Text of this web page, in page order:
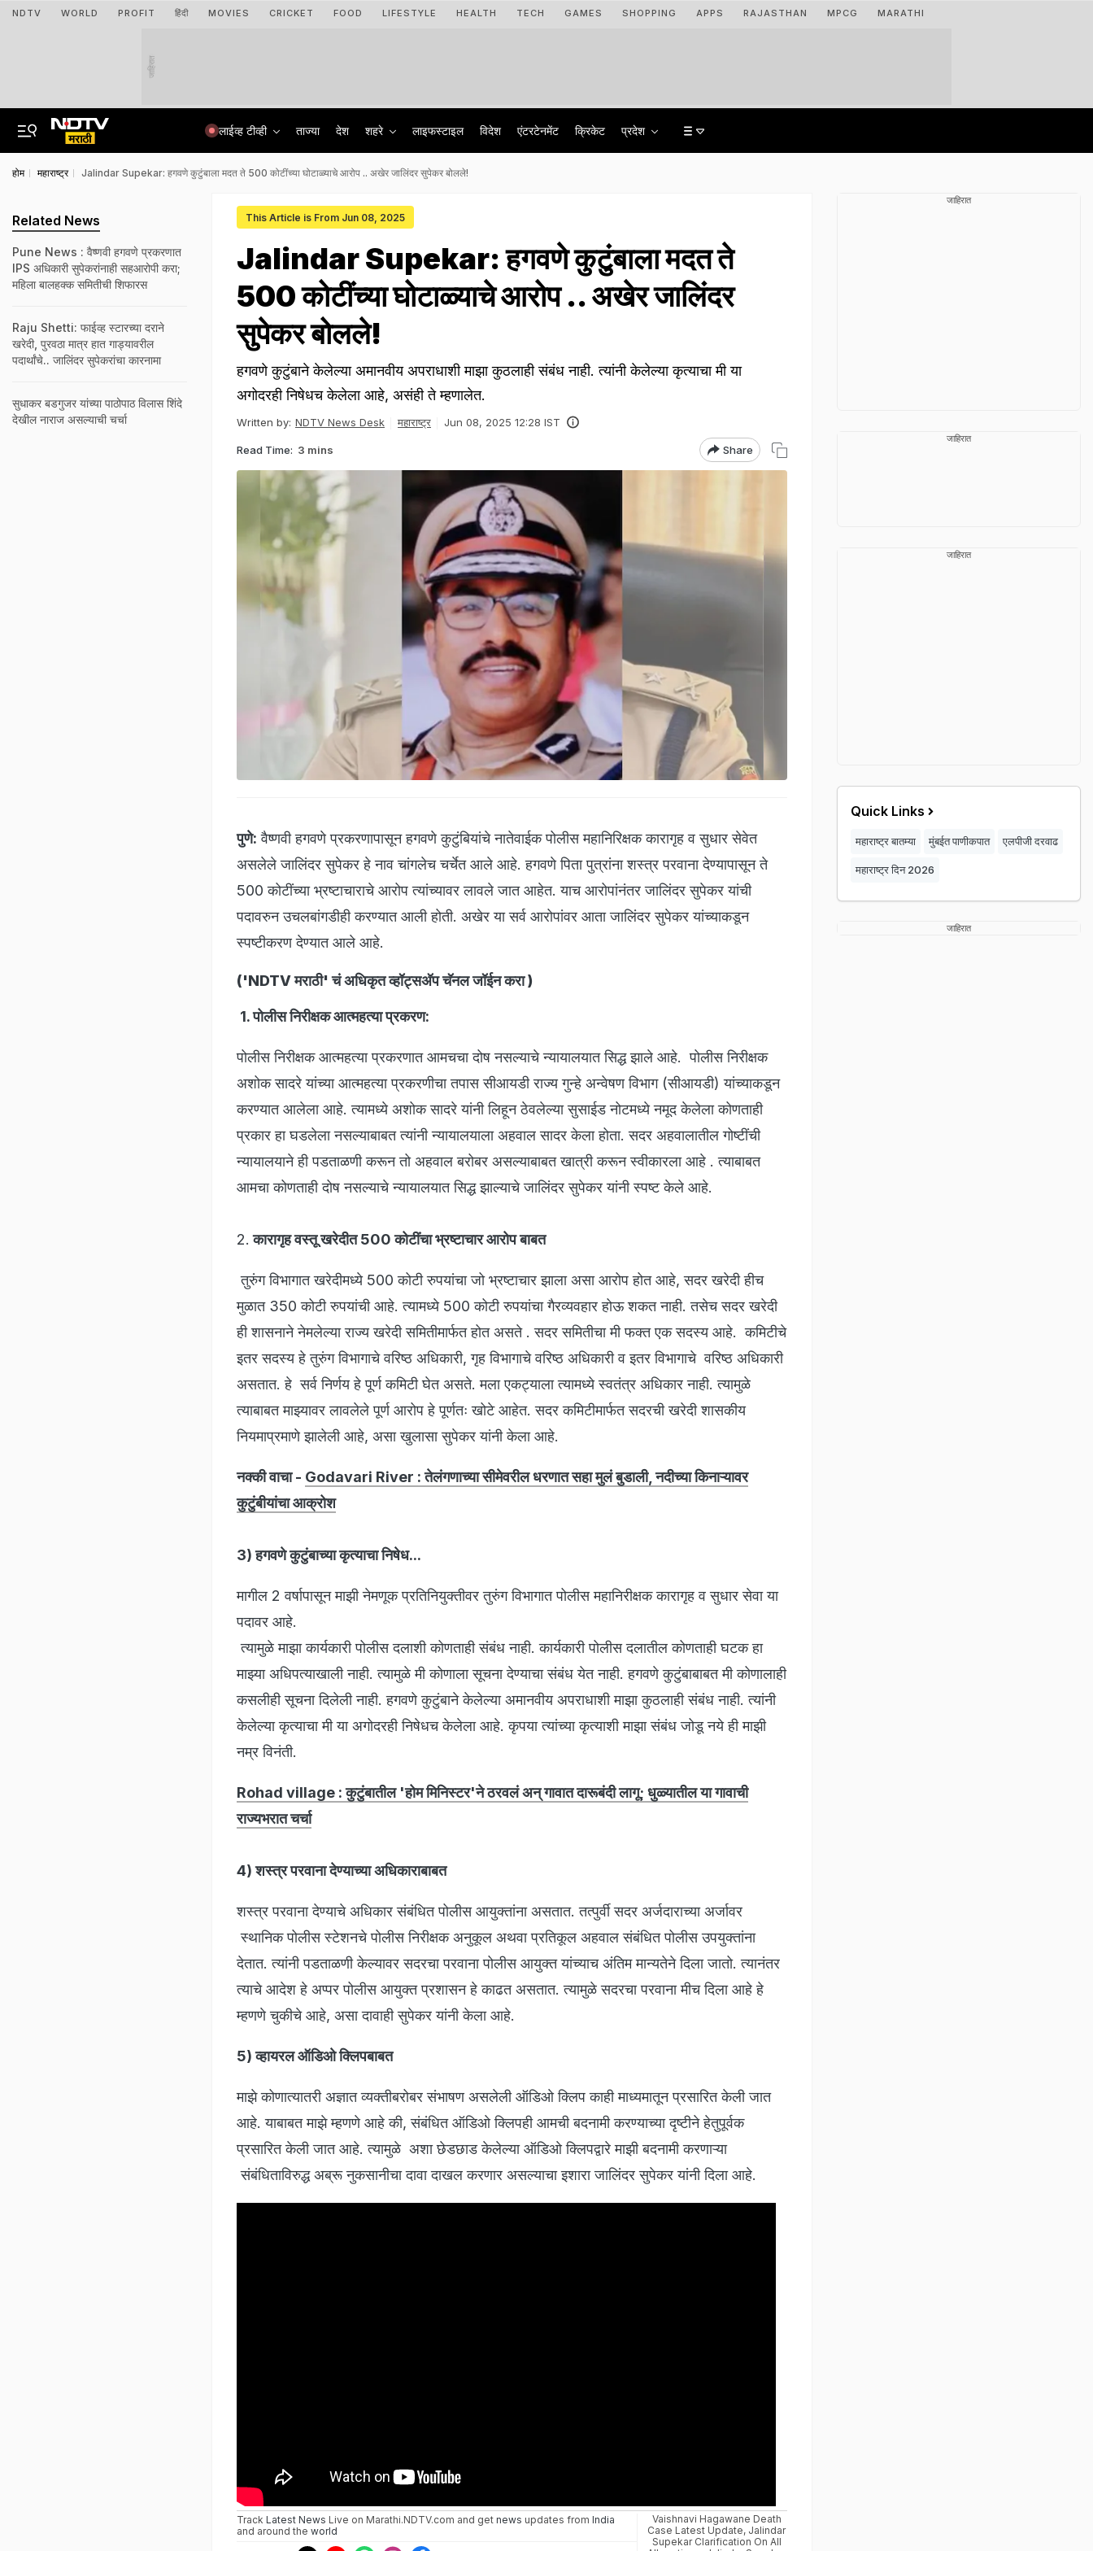
NDTV WORLD PROFIT हिंदी MOVIES CRICKET FOOD LIFESTYLE HEALTH TECH GAMES SHOPPING APPS RAJASTHAN MPCG MARATHI
जाहिरात
लाईव्ह टीव्ही ताज्या देश शहरे लाइफस्टाइल विदेश एंटरटेनमेंट क्रिकेट प्रदेश
होम महाराष्ट्र Jalindar Supekar: हगवणे कुटुंबाला मदत ते 500 कोटींच्या घोटाळ्याचे आरोप .. अखेर जालिंदर सुपेकर बोलले!
This Article is From Jun 08, 2025
Jalindar Supekar: हगवणे कुटुंबाला मदत ते
500 कोटींच्या घोटाळ्याचे आरोप .. अखेर जालिंदर
सुपेकर बोलले!
हगवणे कुटुंबाने केलेल्या अमानवीय अपराधाशी माझा कुठलाही संबंध नाही. त्यांनी केलेल्या कृत्याचा मी या
अगोदरही निषेधच केलेला आहे, असंही ते म्हणालेत.
Written by: NDTV News Desk महाराष्ट्र Jun 08, 2025 12:28 IST
Read Time: 3 mins Share
पुणे: वैष्णवी हगवणे प्रकरणापासून हगवणे कुटुंबियांचे नातेवाईक पोलीस महानिरिक्षक कारागृह व सुधार सेवेत
असलेले जालिंदर सुपेकर हे नाव चांगलेच चर्चेत आले आहे. हगवणे पिता पुत्रांना शस्त्र परवाना देण्यापासून ते
500 कोटींच्या भ्रष्टाचाराचे आरोप त्यांच्यावर लावले जात आहेत. याच आरोपांनंतर जालिंदर सुपेकर यांची
पदावरुन उचलबांगडीही करण्यात आली होती. अखेर या सर्व आरोपांवर आता जालिंदर सुपेकर यांच्याकडून
स्पष्टीकरण देण्यात आले आहे.
('NDTV मराठी' चं अधिकृत व्हॉट्सअ‍ॅप चॅनल जॉईन करा)
1. पोलीस निरीक्षक आत्महत्या प्रकरण:
पोलीस निरीक्षक आत्महत्या प्रकरणात आमचचा दोष नसल्याचे न्यायालयात सिद्ध झाले आहे. पोलीस निरीक्षक
अशोक सादरे यांच्या आत्महत्या प्रकरणीचा तपास सीआयडी राज्य गुन्हे अन्वेषण विभाग (सीआयडी) यांच्याकडून
करण्यात आलेला आहे. त्यामध्ये अशोक सादरे यांनी लिहून ठेवलेल्या सुसाईड नोटमध्ये नमूद केलेला कोणताही
प्रकार हा घडलेला नसल्याबाबत त्यांनी न्यायालयाला अहवाल सादर केला होता. सदर अहवालातील गोष्टींची
न्यायालयाने ही पडताळणी करून तो अहवाल बरोबर असल्याबाबत खात्री करून स्वीकारला आहे . त्याबाबत
आमचा कोणताही दोष नसल्याचे न्यायालयात सिद्ध झाल्याचे जालिंदर सुपेकर यांनी स्पष्ट केले आहे.
2. कारागृह वस्तू खरेदीत 500 कोटींचा भ्रष्टाचार आरोप बाबत
तुरुंग विभागात खरेदीमध्ये 500 कोटी रुपयांचा जो भ्रष्टाचार झाला असा आरोप होत आहे, सदर खरेदी हीच
मुळात 350 कोटी रुपयांची आहे. त्यामध्ये 500 कोटी रुपयांचा गैरव्यवहार होऊ शकत नाही. तसेच सदर खरेदी
ही शासनाने नेमलेल्या राज्य खरेदी समितीमार्फत होत असते . सदर समितीचा मी फक्त एक सदस्य आहे. कमिटीचे
इतर सदस्य हे तुरुंग विभागाचे वरिष्ठ अधिकारी, गृह विभागाचे वरिष्ठ अधिकारी व इतर विभागाचे वरिष्ठ अधिकारी
असतात. हे सर्व निर्णय हे पूर्ण कमिटी घेत असते. मला एकट्याला त्यामध्ये स्वतंत्र अधिकार नाही. त्यामुळे
त्याबाबत माझ्यावर लावलेले पूर्ण आरोप हे पूर्णतः खोटे आहेत. सदर कमिटीमार्फत सदरची खरेदी शासकीय
नियमाप्रमाणे झालेली आहे, असा खुलासा सुपेकर यांनी केला आहे.
नक्की वाचा - Godavari River : तेलंगणाच्या सीमेवरील धरणात सहा मुलं बुडाली, नदीच्या किनाऱ्यावर
कुटुंबीयांचा आक्रोश
3) हगवणे कुटुंबाच्या कृत्याचा निषेध...
मागील 2 वर्षापासून माझी नेमणूक प्रतिनियुक्तीवर तुरुंग विभागात पोलीस महानिरीक्षक कारागृह व सुधार सेवा या
पदावर आहे.
त्यामुळे माझा कार्यकारी पोलीस दलाशी कोणताही संबंध नाही. कार्यकारी पोलीस दलातील कोणताही घटक हा
माझ्या अधिपत्याखाली नाही. त्यामुळे मी कोणाला सूचना देण्याचा संबंध येत नाही. हगवणे कुटुंबाबाबत मी कोणालाही
कसलीही सूचना दिलेली नाही. हगवणे कुटुंबाने केलेल्या अमानवीय अपराधाशी माझा कुठलाही संबंध नाही. त्यांनी
केलेल्या कृत्याचा मी या अगोदरही निषेधच केलेला आहे. कृपया त्यांच्या कृत्याशी माझा संबंध जोडू नये ही माझी
नम्र विनंती.
Rohad village : कुटुंबातील 'होम मिनिस्टर'ने ठरवलं अन् गावात दारूबंदी लागू; धुळ्यातील या गावाची
राज्यभरात चर्चा
4) शस्त्र परवाना देण्याच्या अधिकाराबाबत
शस्त्र परवाना देण्याचे अधिकार संबंधित पोलीस आयुक्तांना असतात. तत्पुर्वी सदर अर्जदाराच्या अर्जावर
स्थानिक पोलीस स्टेशनचे पोलीस निरीक्षक अनुकूल अथवा प्रतिकूल अहवाल संबंधित पोलीस उपयुक्तांना
देतात. त्यांनी पडताळणी केल्यावर सदरचा परवाना पोलीस आयुक्त यांच्याच अंतिम मान्यतेने दिला जातो. त्यानंतर
त्याचे आदेश हे अप्पर पोलीस आयुक्त प्रशासन हे काढत असतात. त्यामुळे सदरचा परवाना मीच दिला आहे हे
म्हणणे चुकीचे आहे, असा दावाही सुपेकर यांनी केला आहे.
5) व्हायरल ऑडिओ क्लिपबाबत
माझे कोणात्यातरी अज्ञात व्यक्तीबरोबर संभाषण असलेली ऑडिओ क्लिप काही माध्यमातून प्रसारित केली जात
आहे. याबाबत माझे म्हणणे आहे की, संबंधित ऑडिओ क्लिपही आमची बदनामी करण्याच्या दृष्टीने हेतुपूर्वक
प्रसारित केली जात आहे. त्यामुळे अशा छेडछाड केलेल्या ऑडिओ क्लिपद्वारे माझी बदनामी करणाऱ्या
संबंधिताविरुद्ध अब्रू नुकसानीचा दावा दाखल करणार असल्याचा इशारा जालिंदर सुपेकर यांनी दिला आहे.
Track Latest News Live on Marathi.NDTV.com and get news updates from India
and around the world
Vaishnavi Hagawane Death
Case Latest Update, Jalindar
Supekar Clarification On All
Related News
Pune News : वैष्णवी हगवणे प्रकरणात
IPS अधिकारी सुपेकरांनाही सहआरोपी करा;
महिला बालहक्क समितीची शिफारस
Raju Shetti: फाईव्ह स्टारच्या दराने
खरेदी, पुरवठा मात्र हात गाड्यावरील
पदार्थांचे.. जालिंदर सुपेकरांचा कारनामा
सुधाकर बडगुजर यांच्या पाठोपाठ विलास शिंदे
देखील नाराज असल्याची चर्चा
जाहिरात
जाहिरात
जाहिरात
Quick Links
महाराष्ट्र बातम्या मुंबईत पाणीकपात एलपीजी दरवाढ
महाराष्ट्र दिन 2026
जाहिरात